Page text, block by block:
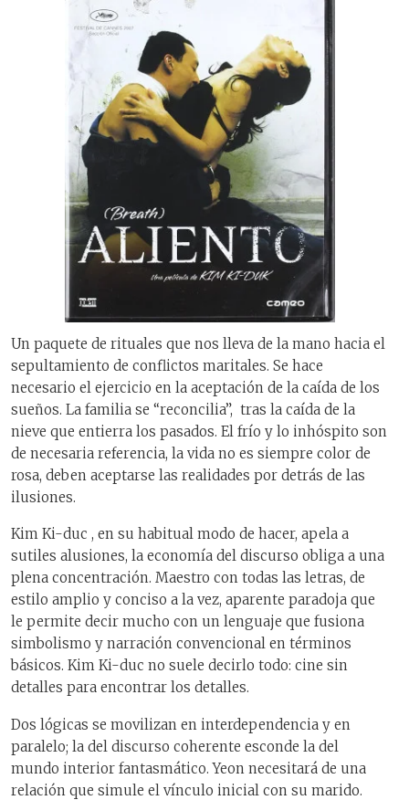
Un paquete de rituales que nos lleva de la mano hacia el
sepultamiento de conflictos maritales. Se hace
necesario el ejercicio en la aceptación de la caída de los
sueños. La familia se “reconcilia”, tras la caída de la
nieve que entierra los pasados. El frío y lo inhóspito son
de necesaria referencia, la vida no es siempre color de
rosa, deben aceptarse las realidades por detrás de las
ilusiones.
Kim Ki-duc , en su habitual modo de hacer, apela a
sutiles alusiones, la economía del discurso obliga a una
plena concentración. Maestro con todas las letras, de
estilo amplio y conciso a la vez, aparente paradoja que
le permite decir mucho con un lenguaje que fusiona
simbolismo y narración convencional en términos
básicos. Kim Ki-duc no suele decirlo todo: cine sin
detalles para encontrar los detalles.
Dos lógicas se movilizan en interdependencia y en
paralelo; la del discurso coherente esconde la del
mundo interior fantasmático. Yeon necesitará de una
relación que simule el vínculo inicial con su marido.